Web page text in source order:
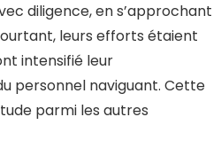
diligence, en s’approchant
leurs efforts étaient
intensifié leur
personnel naviguant. Cette
parmi les autres